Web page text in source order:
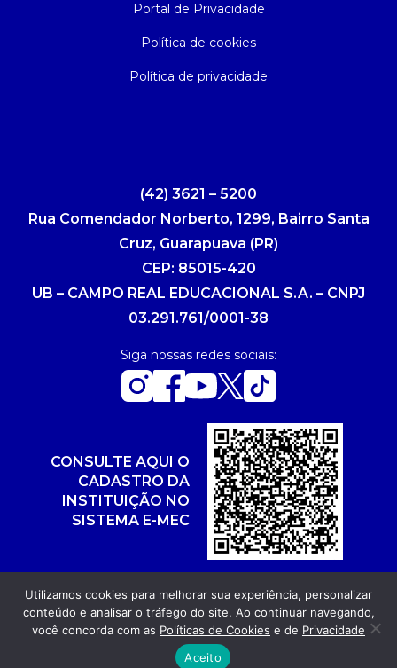
Portal de Privacidade
Política de cookies
Política de privacidade
(42) 3621 – 5200
Rua Comendador Norberto, 1299, Bairro Santa
Cruz, Guarapuava (PR)
CEP: 85015-420
UB – CAMPO REAL EDUCACIONAL S.A. – CNPJ
03.291.761/0001-38
Siga nossas redes sociais:
CONSULTE AQUI O
CADASTRO DA
INSTITUIÇÃO NO
SISTEMA E-MEC
Copyright 2026. Todos os direitos reservados.
Desenvolvimento: POR FUEL AGÊNCIA WEB
Utilizamos cookies para melhorar sua experiência, personalizar
conteúdo e analisar o tráfego do site. Ao continuar navegando,
você concorda com as Políticas de Cookies e de Privacidade
Aceito